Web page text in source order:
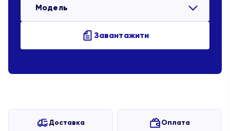
Модель
Завантажити
Доставка Оплата